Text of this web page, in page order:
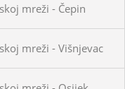
mreži - Čepin
mreži - Višnjevac